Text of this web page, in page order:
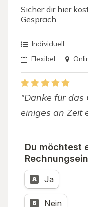
Sicher dir hier
Gespräch.
Individuell
Flexibel
"Danke für das
einiges an Zeit